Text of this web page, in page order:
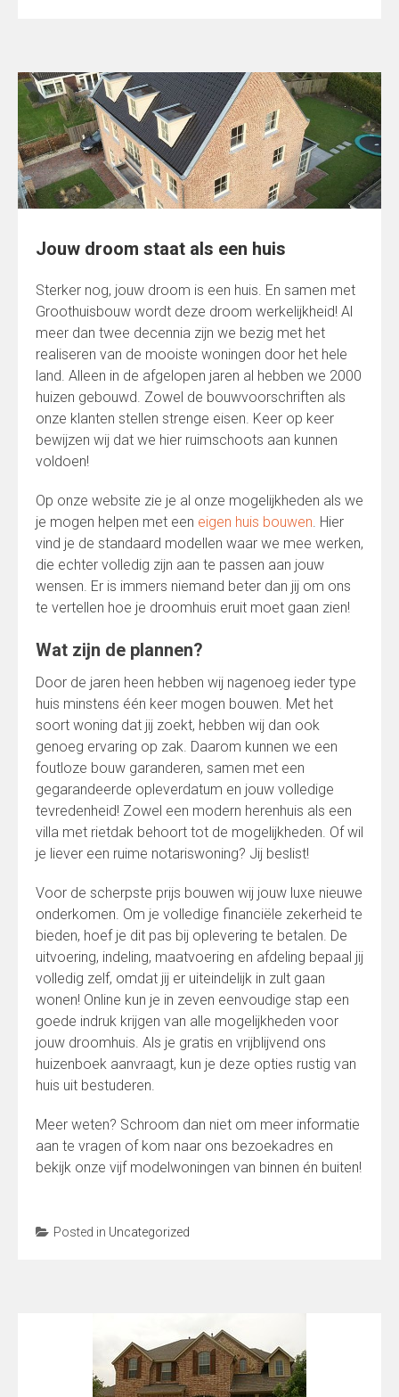
Jouw droom staat als een huis
Sterker nog, jouw droom is een huis. En samen met
Groothuisbouw wordt deze droom werkelijkheid! Al
meer dan twee decennia zijn we bezig met het
realiseren van de mooiste woningen door het hele
land. Alleen in de afgelopen jaren al hebben we 2000
huizen gebouwd. Zowel de bouwvoorschriften als
onze klanten stellen strenge eisen. Keer op keer
bewijzen wij dat we hier ruimschoots aan kunnen
voldoen!
Op onze website zie je al onze mogelijkheden als we
je mogen helpen met een eigen huis bouwen. Hier
vind je de standaard modellen waar we mee werken,
die echter volledig zijn aan te passen aan jouw
wensen. Er is immers niemand beter dan jij om ons
te vertellen hoe je droomhuis eruit moet gaan zien!
Wat zijn de plannen?
Door de jaren heen hebben wij nagenoeg ieder type
huis minstens één keer mogen bouwen. Met het
soort woning dat jij zoekt, hebben wij dan ook
genoeg ervaring op zak. Daarom kunnen we een
foutloze bouw garanderen, samen met een
gegarandeerde opleverdatum en jouw volledige
tevredenheid! Zowel een modern herenhuis als een
villa met rietdak behoort tot de mogelijkheden. Of wil
je liever een ruime notariswoning? Jij beslist!
Voor de scherpste prijs bouwen wij jouw luxe nieuwe
onderkomen. Om je volledige financiële zekerheid te
bieden, hoef je dit pas bij oplevering te betalen. De
uitvoering, indeling, maatvoering en afdeling bepaal jij
volledig zelf, omdat jij er uiteindelijk in zult gaan
wonen! Online kun je in zeven eenvoudige stap een
goede indruk krijgen van alle mogelijkheden voor
jouw droomhuis. Als je gratis en vrijblijvend ons
huizenboek aanvraagt, kun je deze opties rustig van
huis uit bestuderen.
Meer weten? Schroom dan niet om meer informatie
aan te vragen of kom naar ons bezoekadres en
bekijk onze vijf modelwoningen van binnen én buiten!
Posted in Uncategorized